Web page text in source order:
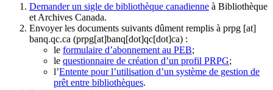
Demander un sigle de bibliothèque canadienne à Bibliothèque
et Archives Canada.
Envoyer les documents suivants dûment remplis à prpg [at]
banq.qc.ca (prpg[at]banq[dot]qc[dot]ca) :
le formulaire d’abonnement au PEB;
le questionnaire de création d’un profil PRPG;
l’Entente pour l’utilisation d’un système de gestion de
prêt entre bibliothèques.